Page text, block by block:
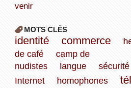
venir
MOTS CLÉS
identité commerce
de café
camp de
nudistes
langue
sécurité
Internet
homophones